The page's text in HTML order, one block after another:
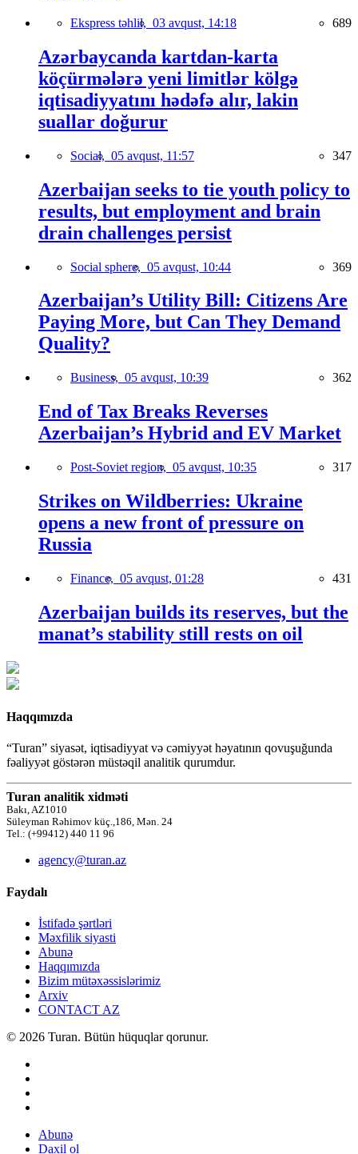
Ekspress təhlil, 03 avqust, 14:18 689
Azərbaycanda kartdan-karta
köçürmələrə yeni limitlər kölgə
iqtisadiyyatını hədəfə alır, lakin
suallar doğurur
Social, 05 avqust, 11:57 347
Azerbaijan seeks to tie youth policy to
results, but employment and brain
drain challenges persist
Social sphere, 05 avqust, 10:44 369
Azerbaijan’s Utility Bill: Citizens Are
Paying More, but Can They Demand
Quality?
Business, 05 avqust, 10:39 362
End of Tax Breaks Reverses
Azerbaijan’s Hybrid and EV Market
Post-Soviet region, 05 avqust, 10:35 317
Strikes on Wildberries: Ukraine
opens a new front of pressure on
Russia
Finance, 05 avqust, 01:28 431
Azerbaijan builds its reserves, but the
manat’s stability still rests on oil
Haqqımızda
“Turan” siyasət, iqtisadiyyat və cəmiyyət həyatının qovuşuğunda
fəaliyyət göstərən müstəqil analitik qurumdur.
Turan analitik xidməti
Bakı, AZ1010
Süleyman Rəhimov küç.,186, Mən. 24
Tel.: (+99412) 440 11 96
agency@turan.az
Faydalı
İstifadə şərtləri
Məxfilik siyasti
Abunə
Haqqımızda
Bizim mütəxəssislərimiz
Arxiv
CONTACT AZ
© 2026 Turan. Bütün hüquqlar qorunur.
Abunə
Daxil ol